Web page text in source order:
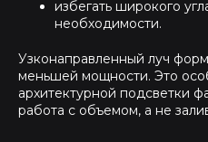
избегать широкого
необходимости.
Узконаправленный луч
меньшей мощности. Это
архитектурной подсветки
работа с объемом, а не